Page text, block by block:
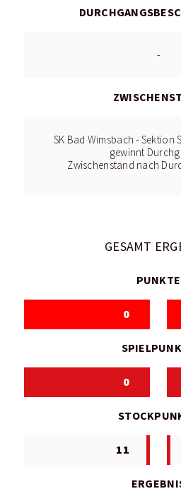
-
SK Bad Wimsbach - Sektion
gewinnt
Zwischenstand nach
GESAMT
PUNKTE
0
0
11